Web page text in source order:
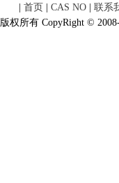
| 首页 | CAS NO | 联系
版权所有 CopyRight ©